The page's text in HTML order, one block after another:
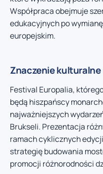
Współpraca obejmuje
edukacyjnych po
europejskim.
Znaczenie
Festival Europalia,
będą hiszpańscy
najważniejszych
Brukseli. Prezentacja
ramach cyklicznych
strategię budowania
promocji różnorodności